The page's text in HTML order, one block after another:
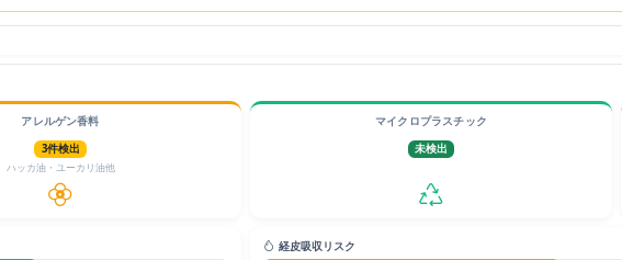
アレルゲン香料
3件検出
ハッカ油・ユーカリ油他
マイクロプラスチック
未検出
経皮吸収リスク